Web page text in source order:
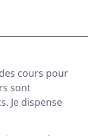
cours pour
sont
Je dispense